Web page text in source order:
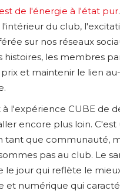
de l'énergie à l'état pur
l'intérieur du club,
sur nos réseaux
histoires, les membres
et maintenir le lien
l'expérience CUBE de
encore plus loin. C'est
tant que communauté,
pas au club. Le
le jour qui reflète le
et numérique qui